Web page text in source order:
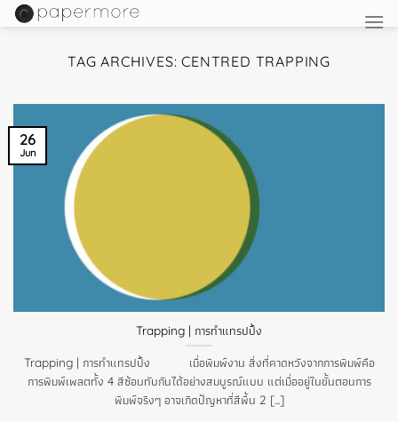
Skip
to
TAG ARCHIVES:CENTRED TRAPPING
Trapping | การทำแทรปปิ้ง
Trapping | การทำแทรปปิ้ง เมื่อพิมพ์งาน สิ่งที่คาดหวังจากการพิมพ์คือ
การพิมพ์เพลตทั้ง 4 สีซ้อนทับกันได้อย่างสมบูรณ์แบบ แต่เมื่ออยู่ในขั้นตอนการ
พิมพ์จริงๆ อาจเกิดปัญหาที่สีพื้น 2 [...]
26
Jun